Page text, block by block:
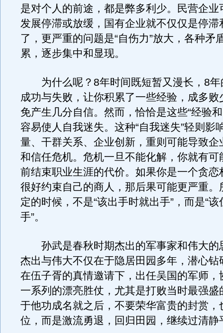
是对个人的前途，都是弊多利少。民营企业
发展停滞或放缓，国有企业就不仅仅是停滞
了，更严重的问题是“自伤力”放大，各种矛
累，逐步集中和显现。
为什么呢？8年时间既短暂又漫长，8年
成功与失败，让你积累了一些经验，成多败
免产生几分自信。然而，恰恰是这些“经验
容易使人自我迷失。这种“自我迷失”轻则影
量、干群关系、企业创新，重则可能导致企
和信任危机。危机一旦不能化解，你就有可
前结束职业生涯的代价。如果你是一个贪恋
很好约束自己的商人，那后果可能更严重。
定的时候，不是“该出手时就出手”，而是“
手”。
孙武是春秋时期杰出的军事家和伟大的
杰出与伟大不仅在于隐居田园多年，潜心钻
在伍子胥的真情邀请下，出任吴国的军师，
一系列的漂亮胜仗，尤其是打败当时最强盛
于他功成名就之后，不要荣华富贵的封赏，
位，而是激流勇退，回归田园，继续过清静